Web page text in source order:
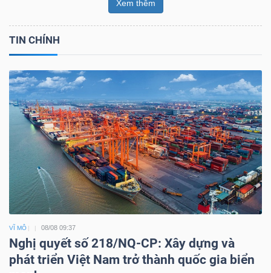
Xem thêm
TIN CHÍNH
VĨ MÔ 08/08 09:37
Nghị quyết số 218/NQ-CP: Xây dựng và
phát triển Việt Nam trở thành quốc gia biển